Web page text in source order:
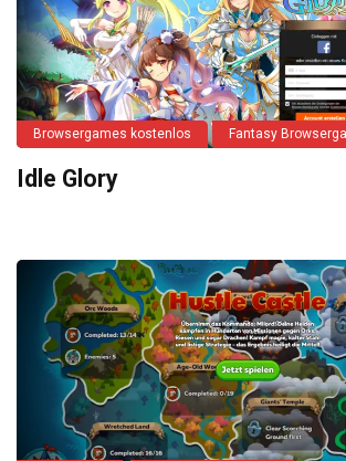
Browsergames kostenlos Fantasy
Idle Glory